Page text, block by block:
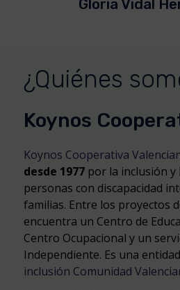
Gloria Vidal
¿Quiénes
Koynos
Koynos Cooperativa
desde 1977 por la inclusión y
personas con discapacidad
familias. Entre los proyectos
encuentra un Centro de
Centro Ocupacional y un
Independiente. Es una
inclusión Comunidad